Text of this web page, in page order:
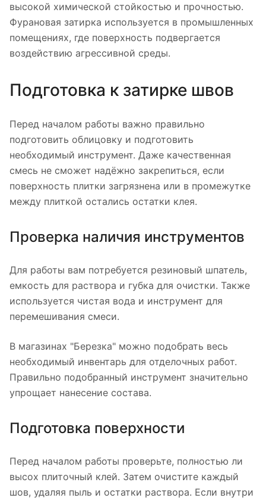
высокой химической стойкостью и прочностью.
Фурановая затирка используется в промышленных
помещениях, где поверхность подвергается
воздействию агрессивной среды.
Подготовка к затирке швов
Перед началом работы важно правильно
подготовить облицовку и подготовить
необходимый инструмент. Даже качественная
смесь не сможет надёжно закрепиться, если
поверхность плитки загрязнена или в промежутке
между плиткой остались остатки клея.
Проверка наличия инструментов
Для работы вам потребуется резиновый шпатель,
емкость для раствора и губка для очистки. Также
используется чистая вода и инструмент для
перемешивания смеси.
В магазинах "Березка" можно подобрать весь
необходимый инвентарь для отделочных работ.
Правильно подобранный инструмент значительно
упрощает нанесение состава.
Подготовка поверхности
Перед началом работы проверьте, полностью ли
высох плиточный клей. Затем очистите каждый
шов, удаляя пыль и остатки раствора. Если внутри